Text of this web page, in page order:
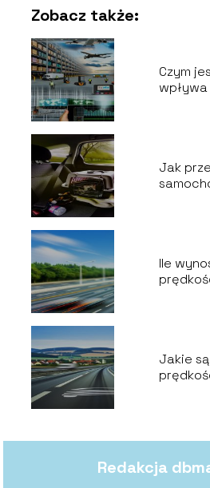
Zobacz także:
Czym
Jak
Ile
Jakie
Redakcja